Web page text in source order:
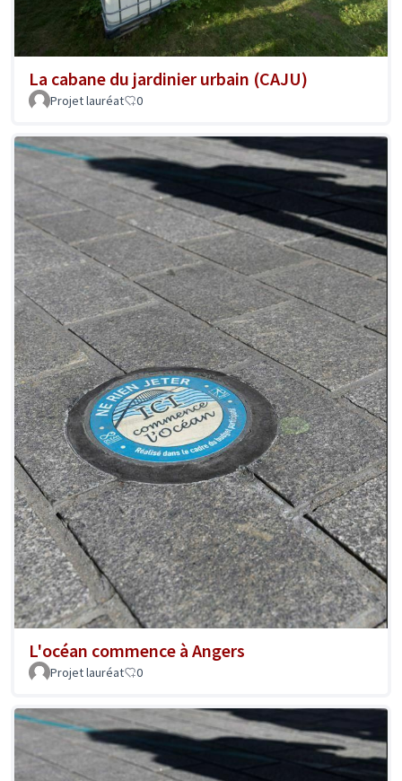
La cabane du jardinier urbain (CAJU)
Projet lauréat 0
L'océan commence à Angers
Projet lauréat 0